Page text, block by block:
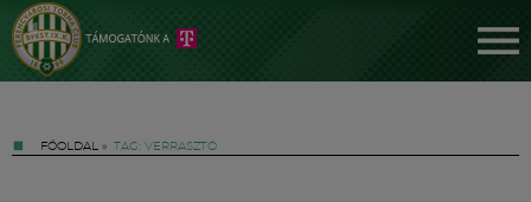
FŐOLDAL » TAG: VERRASZTÓ